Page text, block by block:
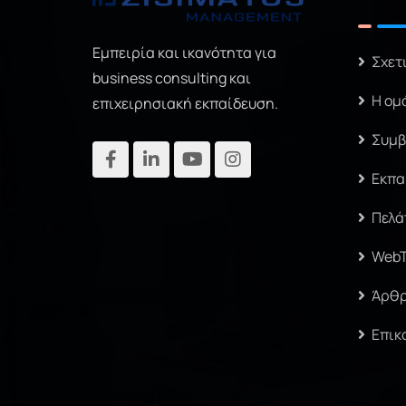
Εμπειρία και ικανότητα για
business consulting και
επιχειρησιακή εκπαίδευση.
Η